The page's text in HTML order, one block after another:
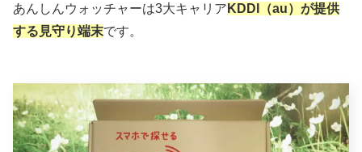
あんしんウォッチャーは3大キャリア KDDI（au）が提供
する見守り端末です。